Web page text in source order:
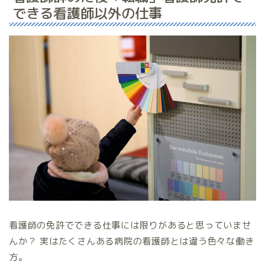
できる看護師以外の仕事
看護師の免許でできる仕事には限りがあると思っていませ
んか？ 実はたくさんある病院の看護師とは違う色々な働き
方。